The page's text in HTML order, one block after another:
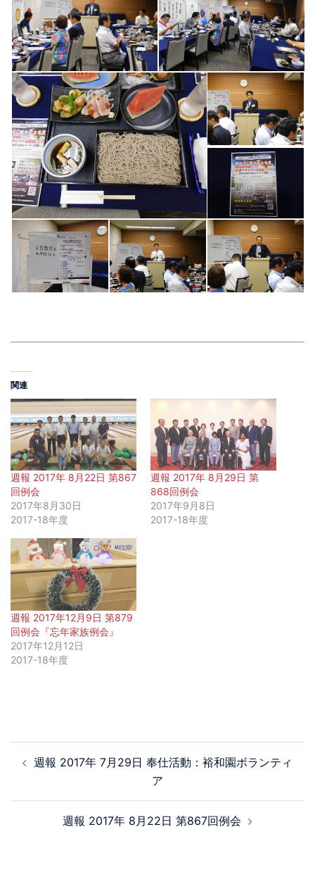
関連
週報 2017年 8月22日 第867
回例会
2017年8月30日
2017-18年度
週報 2017年 8月29日 第
868回例会
2017年9月8日
2017-18年度
週報 2017年12月9日 第879
回例会『忘年家族例会』
2017年12月12日
2017-18年度
週報 2017年 7月29日 奉仕活動：裕和園ボランティ
ア
週報 2017年 8月22日 第867回例会